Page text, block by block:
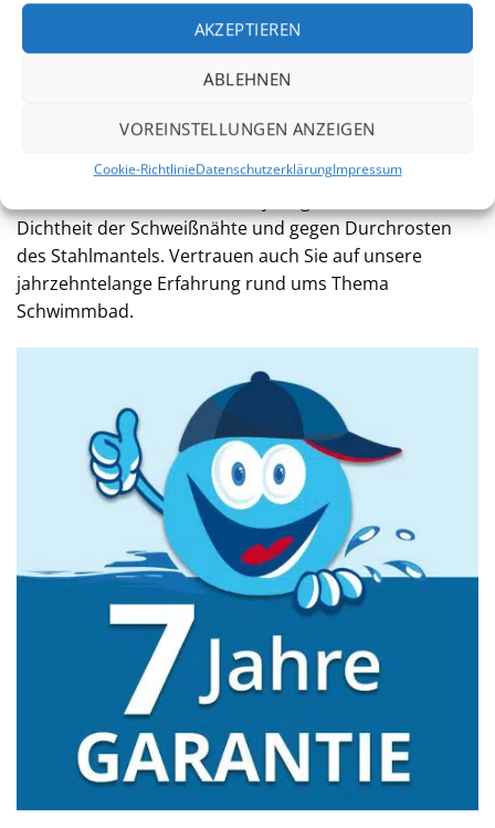
AKZEPTIEREN
ABLEHNEN
VOREINSTELLUNGEN ANZEIGEN
Cookie-RichtlinieDatenschutzerklärungImpressum
7 Jahre Garantie
Wir sind von der Qualität unserer Produkte überzeugt.
Dichtheit der Schweißnähte und gegen Durchrosten
des Stahlmantels. Vertrauen auch Sie auf unsere
jahrzehntelange Erfahrung rund ums Thema
Schwimmbad.